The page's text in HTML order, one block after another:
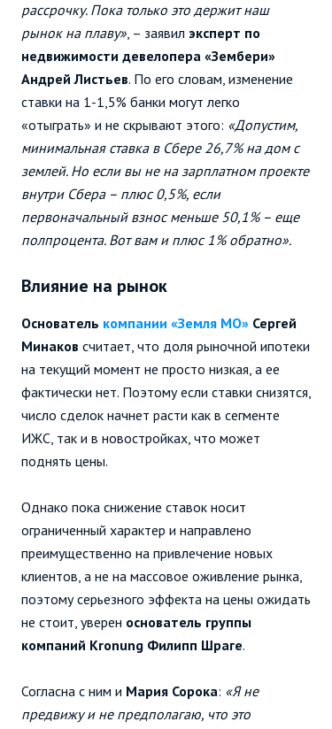
рассрочку. Пока только это держит наш
рынок на плаву», – заявил эксперт по
недвижимости девелопера «Зембери»
Андрей Листьев. По его словам, изменение
ставки на 1-1,5% банки могут легко
«отыграть» и не скрывают этого: «Допустим,
минимальная ставка в Сбере 26,7% на дом с
землей. Но если вы не на зарплатном проекте
внутри Сбера – плюс 0,5%, если
первоначальный взнос меньше 50,1% – еще
полпроцента. Вот вам и плюс 1% обратно».
Влияние на рынок
Основатель компании «Земля МО» Сергей
Минаков считает, что доля рыночной ипотеки
на текущий момент не просто низкая, а ее
фактически нет. Поэтому если ставки снизятся,
число сделок начнет расти как в сегменте
ИЖС, так и в новостройках, что может
поднять цены.
Однако пока снижение ставок носит
ограниченный характер и направлено
преимущественно на привлечение новых
клиентов, а не на массовое оживление рынка,
поэтому серьезного эффекта на цены ожидать
не стоит, уверен основатель группы
компаний Kronung Филипп Шраге.
Согласна с ним и Мария Сорока: «Я не
предвижу и не предполагаю, что это